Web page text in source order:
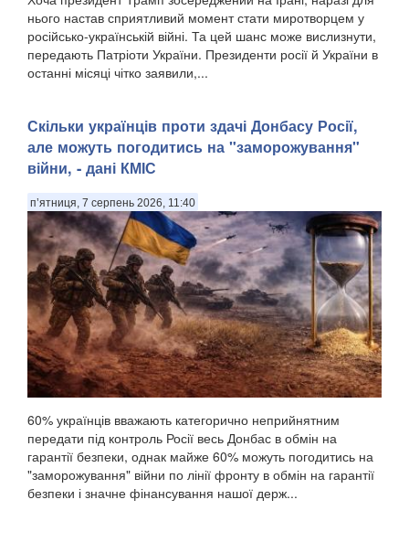
нього настав сприятливий момент стати миротворцем у
російсько-українській війні. Та цей шанс може вислизнути,
передають Патріоти України. Президенти росії й України в
останні місяці чітко заявили,...
Скільки українців проти здачі Донбасу Росії,
але можуть погодитись на "заморожування"
війни, - дані КМІС
п’ятниця, 7 серпень 2026, 11:40
60% українців вважають категорично неприйнятним
передати під контроль Росії весь Донбас в обмін на
гарантії безпеки, однак майже 60% можуть погодитись на
"заморожування" війни по лінії фронту в обмін на гарантії
безпеки і значне фінансування нашої держ...